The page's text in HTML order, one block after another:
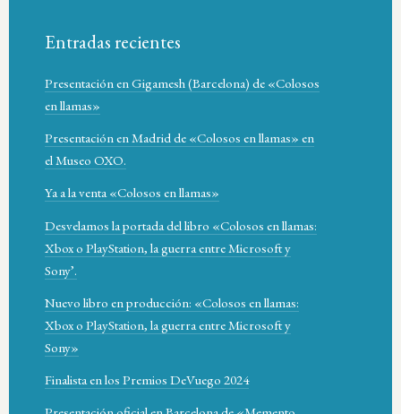
Entradas recientes
Presentación en Gigamesh (Barcelona) de «Colosos
en llamas»
Presentación en Madrid de «Colosos en llamas» en
el Museo OXO.
Ya a la venta «Colosos en llamas»
Desvelamos la portada del libro «Colosos en llamas:
Xbox o PlayStation, la guerra entre Microsoft y
Sony’.
Nuevo libro en producción: «Colosos en llamas:
Xbox o PlayStation, la guerra entre Microsoft y
Sony»
Finalista en los Premios DeVuego 2024